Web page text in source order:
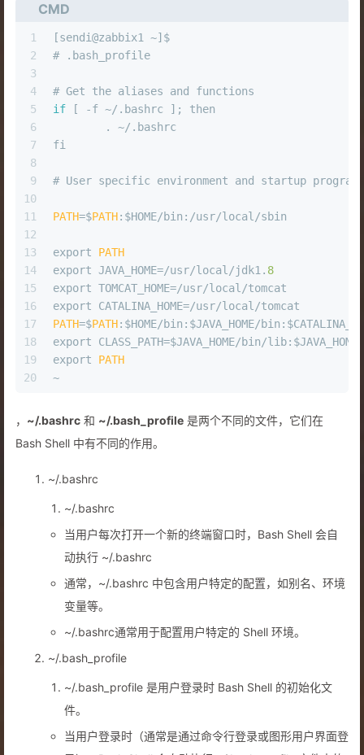
CMD
1
2
3
4
5
6
7
8
9
10
11
12
13
14
15
16
17
18
19
20
[sendi@zabbix1 ~]$
# .bash_profile
# Get the aliases and functions
if [ -f ~/.bashrc ]; then
        . ~/.bashrc
fi
# User specific environment and startup programs
PATH=$PATH:$HOME/bin:/usr/local/sbin
export PATH
export JAVA_HOME=/usr/local/jdk1. 8
export TOMCAT_HOME=/usr/local/tomcat
export CATALINA_HOME=/usr/local/tomcat
PATH=$PATH:$HOME/bin:$JAVA_HOME/
export CLASS_PATH=$JAVA_HOME/bin/
export PATH
~
， ~/.bashrc 和 ~/.bash_profile 是两个不同的文件，它们在
Bash Shell 中有不同的作用。
~/.bashrc
~/.bashrc
当用户每次打开一个新的终端窗口时，Bash Shell 会自
动执行 ~/.bashrc
通常，~/.bashrc 中包含用户特定的配置，如别名、环境
变量等。
~/.bashrc通常用于配置用户特定的 Shell 环境。
~/.bash_profile
~/.bash_profile 是用户登录时 Bash Shell 的初始化文
件。
当用户登录时（通常是通过命令行登录或图形用户界面登